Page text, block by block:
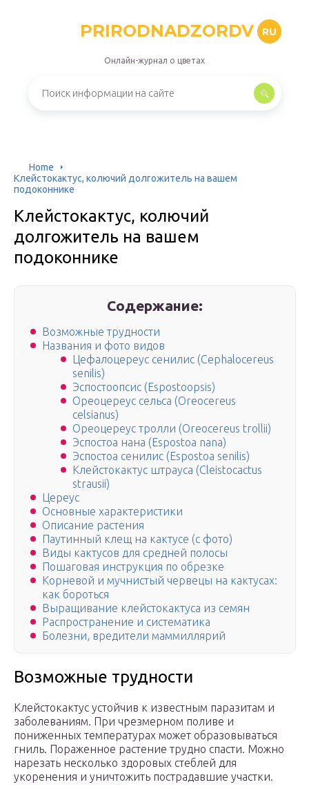
PRIRODNADZORDV RU
Онлайн-журнал о цветах
Home
Клейстокактус, колючий долгожитель на вашем
подоконнике
Клейстокактус, колючий
долгожитель на вашем
подоконнике
Содержание:
Возможные трудности
Названия и фото видов
Цефалоцереус сенилис (Cephalocereus
senilis)
Эспостоопсис (Espostoopsis)
Ореоцереус сельса (Oreocereus
celsianus)
Ореоцереус тролли (Oreocereus trollii)
Эспостоа нана (Espostoa nana)
Эспостоа сенилис (Espostoa senilis)
Клейстокактус штрауса (Cleistocactus
strausii)
Цереус
Основные характеристики
Описание растения
Паутинный клещ на кактусе (с фото)
Виды кактусов для средней полосы
Пошаговая инструкция по обрезке
Корневой и мучнистый червецы на кактусах:
как бороться
Выращивание клейстокактуса из семян
Распространение и систематика
Болезни, вредители маммиллярий
Возможные трудности
Клейстокактус устойчив к известным паразитам и
заболеваниям. При чрезмерном поливе и
пониженных температурах может образовываться
гниль. Пораженное растение трудно спасти. Можно
нарезать несколько здоровых стеблей для
укоренения и уничтожить пострадавшие участки.